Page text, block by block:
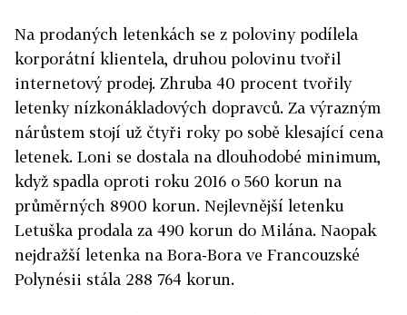
Na prodaných letenkách se z poloviny podílela
korporátní klientela, druhou polovinu tvořil
internetový prodej. Zhruba 40 procent tvořily
letenky nízkonákladových dopravců. Za výrazným
nárůstem stojí už čtyři roky po sobě klesající cena
letenek. Loni se dostala na dlouhodobé minimum,
když spadla oproti roku 2016 o 560 korun na
průměrných 8900 korun. Nejlevnější letenku
Letuška prodala za 490 korun do Milána. Naopak
nejdražší letenka na Bora-Bora ve Francouzské
Polynésii stála 288 764 korun.